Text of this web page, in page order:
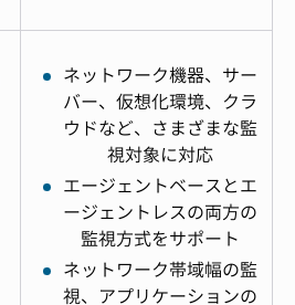
ネットワーク機器、サー
バー、仮想化環境、クラ
ウドなど、さまざまな監
視対象に対応
エージェントベースとエ
ージェントレスの両方の
監視方式をサポート
ネットワーク帯域幅の監
視、アプリケーションの